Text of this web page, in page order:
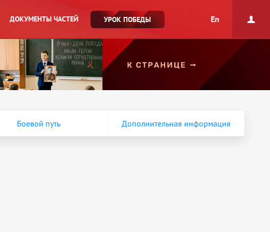
ДОКУМЕНТЫ ЧАСТЕЙ УРОК ПОБЕДЫ En
Боевой путь Дополнительная информация